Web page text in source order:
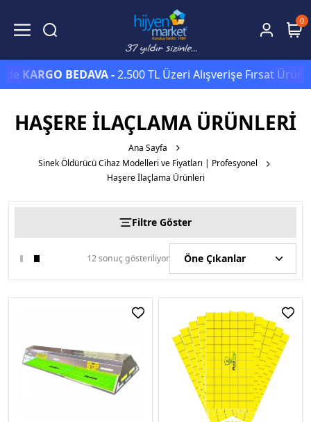
0
KARGO BEDAVA -2.500 TL Üzeri Alışverişe Fırsat
HAŞERE İLAÇLAMA ÜRÜNLERI
Ana Sayfa
Sinek Öldürücü Cihaz Modelleri ve Fiyatları | Profesyonel
Haşere İlaçlama Ürünleri
Filtre Göster
12 sonuç gösteriliyor